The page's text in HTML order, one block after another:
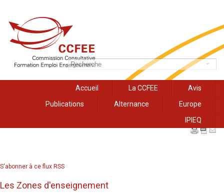
Accueil La CCFEE
Avis
Publications
Alternance
Europe
IPIEQ
S'abonner à ce flux RSS
Les Zones d'enseignement